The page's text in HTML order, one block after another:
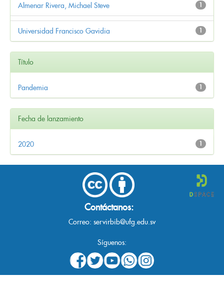
1
Almenar Rivera, Michael Steve
1
Universidad Francisco Gavidia
Título
1
Pandemia
Fecha de lanzamiento
1
2020
Contáctanos:
Correo: servirbib@ufg.edu.sv
Síguenos: